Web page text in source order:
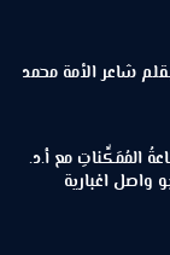
شاعر الأمة محمد
المُمَكِّناتِ مع أ.د.
واصل اغبارية